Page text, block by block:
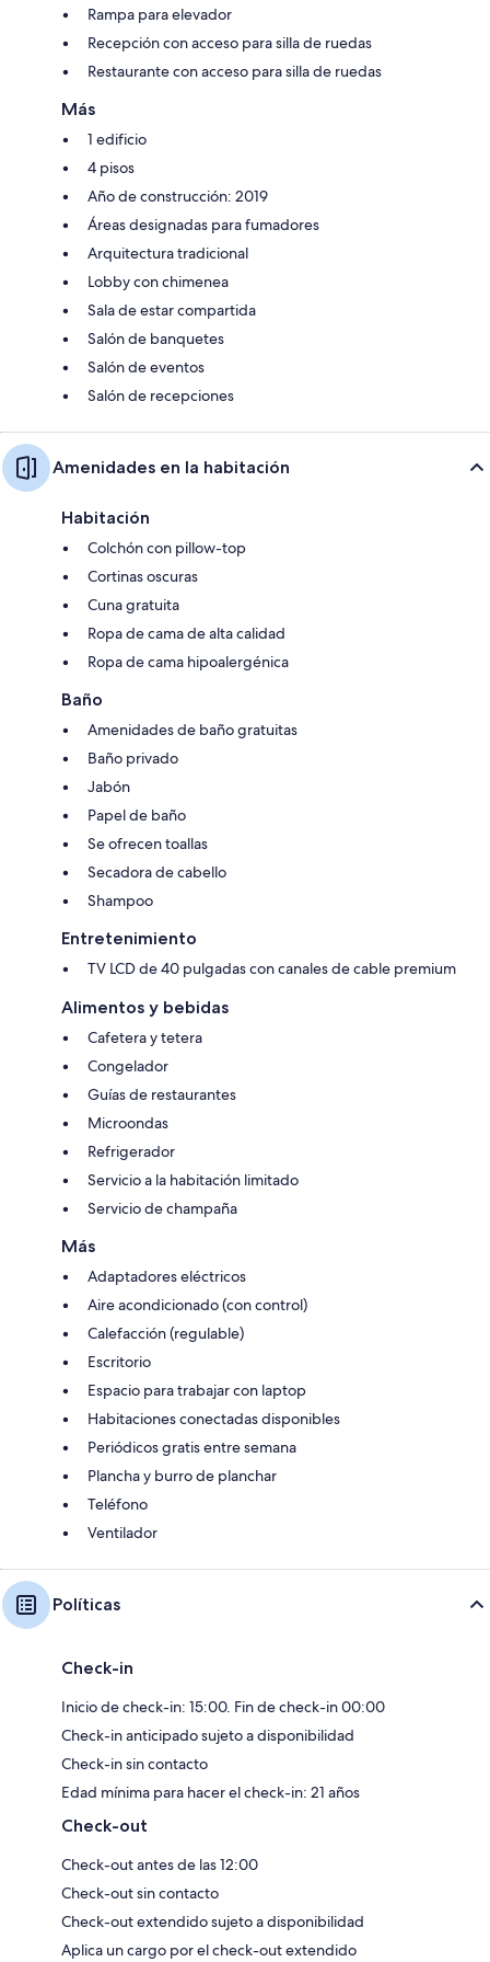
Rampa para elevador
Recepción con acceso para silla de ruedas
Restaurante con acceso para silla de ruedas
Más
1 edificio
4 pisos
Año de construcción: 2019
Áreas designadas para fumadores
Arquitectura tradicional
Lobby con chimenea
Sala de estar compartida
Salón de banquetes
Salón de eventos
Salón de recepciones
Amenidades en la habitación
Habitación
Colchón con pillow-top
Cortinas oscuras
Cuna gratuita
Ropa de cama de alta calidad
Ropa de cama hipoalergénica
Baño
Amenidades de baño gratuitas
Baño privado
Jabón
Papel de baño
Se ofrecen toallas
Secadora de cabello
Shampoo
Entretenimiento
TV LCD de 40 pulgadas con canales de cable premium
Alimentos y bebidas
Cafetera y tetera
Congelador
Guías de restaurantes
Microondas
Refrigerador
Servicio a la habitación limitado
Servicio de champaña
Más
Adaptadores eléctricos
Aire acondicionado (con control)
Calefacción (regulable)
Escritorio
Espacio para trabajar con laptop
Habitaciones conectadas disponibles
Periódicos gratis entre semana
Plancha y burro de planchar
Teléfono
Ventilador
Políticas
Check-in
Inicio de check-in: 15:00. Fin de check-in 00:00
Check-in anticipado sujeto a disponibilidad
Check-in sin contacto
Edad mínima para hacer el check-in: 21 años
Check-out
Check-out antes de las 12:00
Check-out sin contacto
Check-out extendido sujeto a disponibilidad
Aplica un cargo por el check-out extendido